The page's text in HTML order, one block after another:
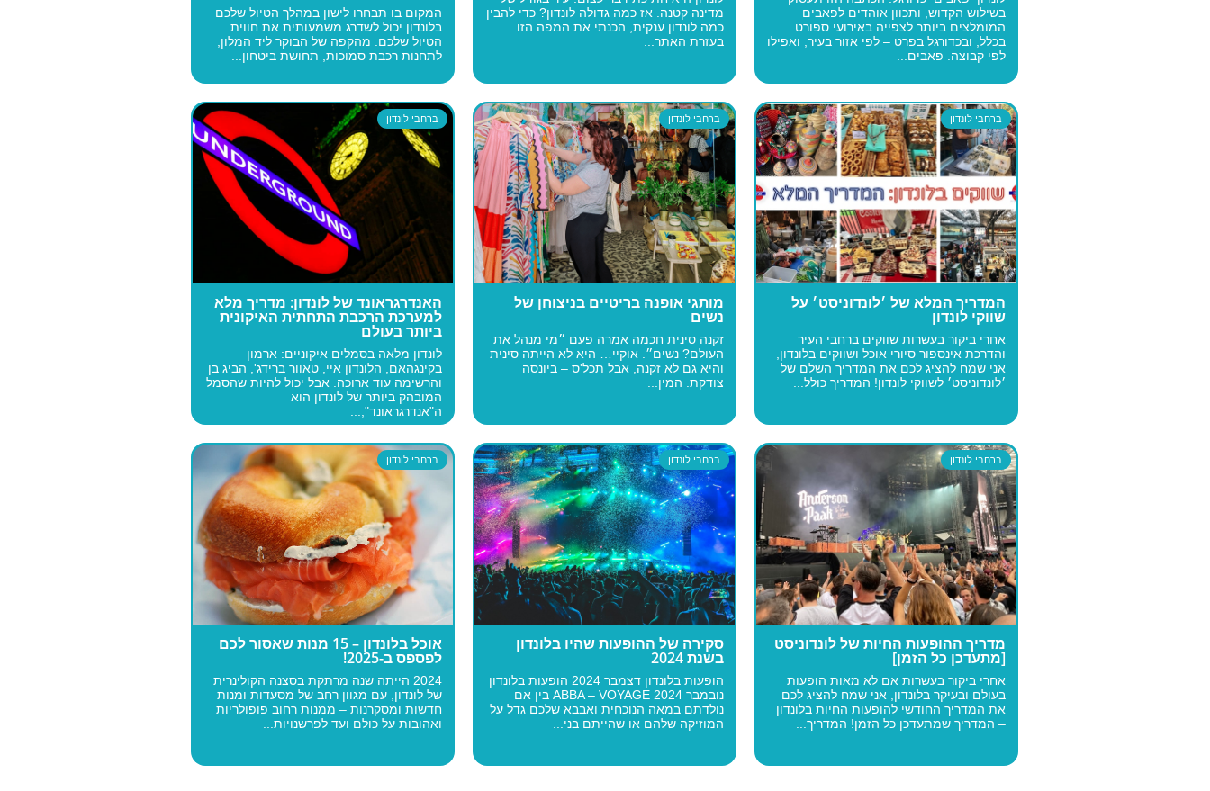
המקום בו תבחרו לישון במהלך הטיול שלכם
בלונדון יכול לשדרג משמעותית את חווית
הטיול שלכם. מהקפה של הבוקר ליד המלון,
לתחנות רכבת סמוכות, תחושת ביטחון...
מדינה קטנה. אז כמה גדולה לונדון? כדי להבין
כמה לונדון ענקית, הכנתי את המפה הזו
בעזרת האתר...
בשילוש הקדוש, ותכוון אוהדים לפאבים
המומלצים ביותר לצפייה באירועי ספורט
בכלל, ובכדורגל בפרט – לפי אזור בעיר, ואפילו
לפי קבוצה. פאבים...
ברחבי לונדון
האנדרגראונד של לונדון: מדריך מלא
למערכת הרכבת התחתית האיקונית
ביותר בעולם
לונדון מלאה בסמלים איקוניים: ארמון
בקינגהאם, הלונדון איי, טאוור ברידג', הביג בן
והרשימה עוד ארוכה. אבל יכול להיות שהסמל
המובהק ביותר של לונדון הוא
ה"אנדרגראונד",...
ברחבי לונדון
מותגי אופנה בריטיים בניצוחן של
נשים
זקנה סינית חכמה אמרה פעם ״מי מנהל את
העולם? נשים״. אוקיי… היא לא הייתה סינית
והיא גם לא זקנה, אבל תכל'ס – ביונסה
צודקת. המין...
ברחבי לונדון
המדריך המלא של ׳לונדוניסט׳ על
שווקי לונדון
אחרי ביקור בעשרות שווקים ברחבי העיר
והדרכת אינספור סיורי אוכל ושווקים בלונדון,
אני שמח להציג לכם את המדריך השלם של
׳לונדוניסט׳ לשווקי לונדון! המדריך כולל...
ברחבי לונדון
אוכל בלונדון – 15 מנות שאסור לכם
לפספס ב-2025!
2024 הייתה שנה מרתקת בסצנה הקולינרית
של לונדון, עם מגוון רחב של מסעדות ומנות
חדשות ומסקרנות – ממנות רחוב פופולריות
ואהובות על כולם ועד לפרשנויות...
ברחבי לונדון
סקירה של ההופעות שהיו בלונדון
בשנת 2024
הופעות בלונדון דצמבר 2024 הופעות בלונדון
נובמבר 2024 ABBA – VOYAGE בין אם
נולדתם במאה הנוכחית ואבבא שלכם גדל על
המוזיקה שלהם או שהייתם בני...
ברחבי לונדון
מדריך ההופעות החיות של לונדוניסט
[מתעדכן כל הזמן]
אחרי ביקור בעשרות אם לא מאות הופעות
בעולם ובעיקר בלונדון, אני שמח להציג לכם
את המדריך החודשי להופעות החיות בלונדון
– המדריך שמתעדכן כל הזמן! המדריך...